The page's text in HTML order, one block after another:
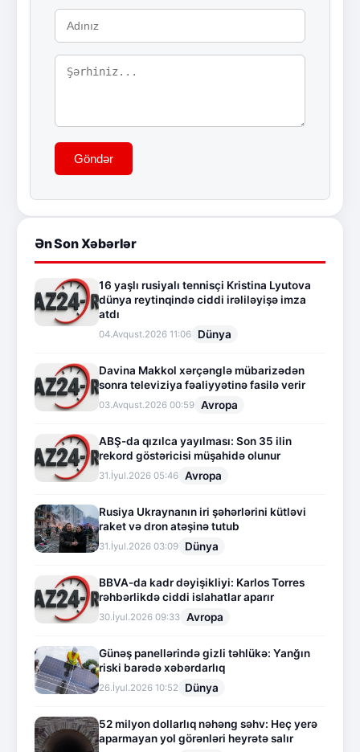
Göndər
Ən Son Xəbərlər
16 yaşlı rusiyalı tennisçi Kristina Lyutova
dünya reytinqində ciddi irəliləyişə imza
atdı
04.Avqust.2026 11:06 Dünya
Davina Makkol xərçənglə mübarizədən
sonra televiziya fəaliyyətinə fasilə verir
03.Avqust.2026 00:59 Avropa
ABŞ-da qızılca yayılması: Son 35 ilin
rekord göstəricisi müşahidə olunur
31.İyul.2026 05:46 Avropa
Rusiya Ukraynanın iri şəhərlərini kütləvi
raket və dron atəşinə tutub
31.İyul.2026 03:09 Dünya
BBVA-da kadr dəyişikliyi: Karlos Torres
rəhbərlikdə ciddi islahatlar aparır
30.İyul.2026 09:33 Avropa
Günəş panellərində gizli təhlükə: Yanğın
riski barədə xəbərdarlıq
26.İyul.2026 10:52 Dünya
52 milyon dollarlıq nəhəng səhv: Heç yerə
aparmayan yol görənləri heyrətə salır